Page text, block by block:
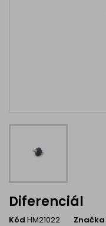
Diferenciál
Kód HM21022 Značka